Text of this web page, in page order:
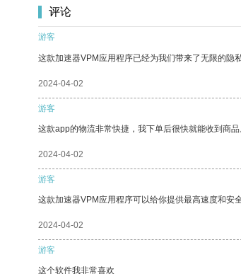
评论
游客
这款加速器VPM应用程序已经为我们带来了无限的隐
2024-04-02
游客
这款app的物流非常快捷，我下单后很快就能收到商品
2024-04-02
游客
这款加速器VPM应用程序可以给你提供最高速度和安
2024-04-02
游客
这个软件我非常喜欢